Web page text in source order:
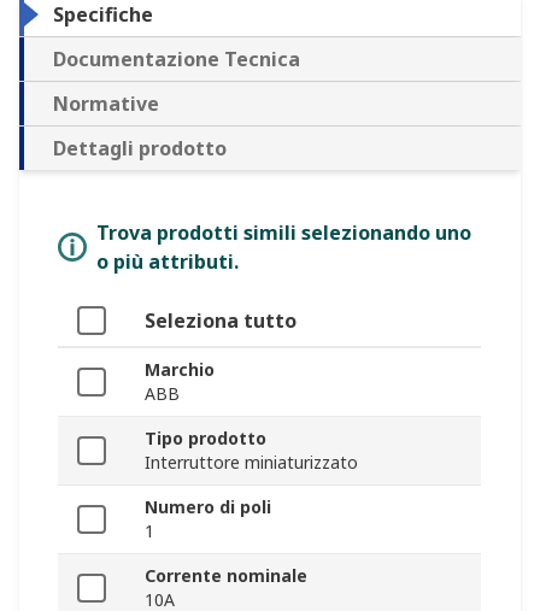
Specifiche
Documentazione Tecnica
Normative
Dettagli prodotto
Trova prodotti simili selezionando uno
o più attributi.
Seleziona tutto
Marchio
ABB
Tipo prodotto
Interruttore miniaturizzato
Numero di poli
1
Corrente nominale
10A